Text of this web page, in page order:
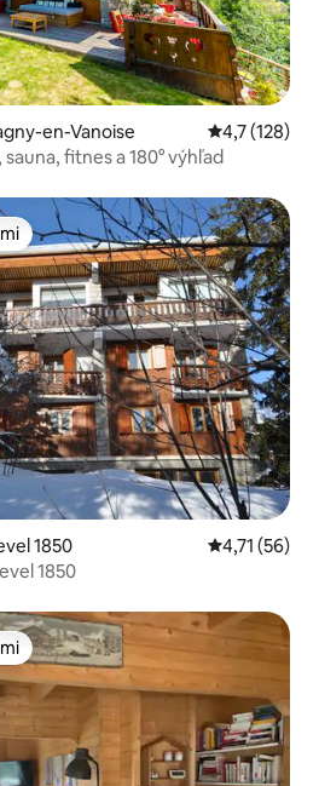
en-Vanoise Priemerné
4,7 (128)
fitnes a 180° výhľad
1850 Priemerné
4,71 (56)
1850